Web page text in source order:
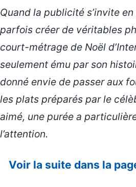
Quand la publicité s’invite
parfois créer de véritables
court-métrage de Noël
seulement ému par son
donné envie de passer aux
les plats préparés par le
aimé, une purée a
l’attention.
Voir la suite dans la